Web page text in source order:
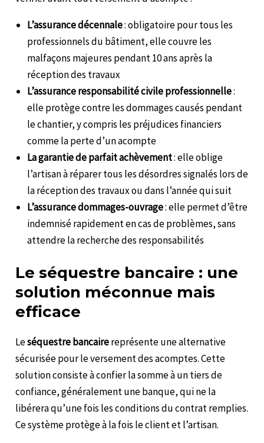
L’assurance décennale: obligatoire pour tous les
professionnels du bâtiment, elle couvre les
malfaçons majeures pendant 10 ans après la
réception des travaux
L’assurance responsabilité civile professionnelle:
elle protège contre les dommages causés pendant
le chantier, y compris les préjudices financiers
comme la perte d’un acompte
La garantie de parfait achèvement: elle oblige
l’artisan à réparer tous les désordres signalés lors de
la réception des travaux ou dans l’année qui suit
L’assurance dommages-ouvrage: elle permet d’être
indemnisé rapidement en cas de problèmes, sans
attendre la recherche des responsabilités
Le séquestre bancaire : une
solution méconnue mais
efficace
Leséquestre bancairereprésente une alternative
sécurisée pour le versement des acomptes. Cette
solution consiste à confier la somme à un tiers de
confiance, généralement une banque, qui ne la
libérera qu’une fois les conditions du contrat remplies.
Ce système protège à la fois le client et l’artisan.